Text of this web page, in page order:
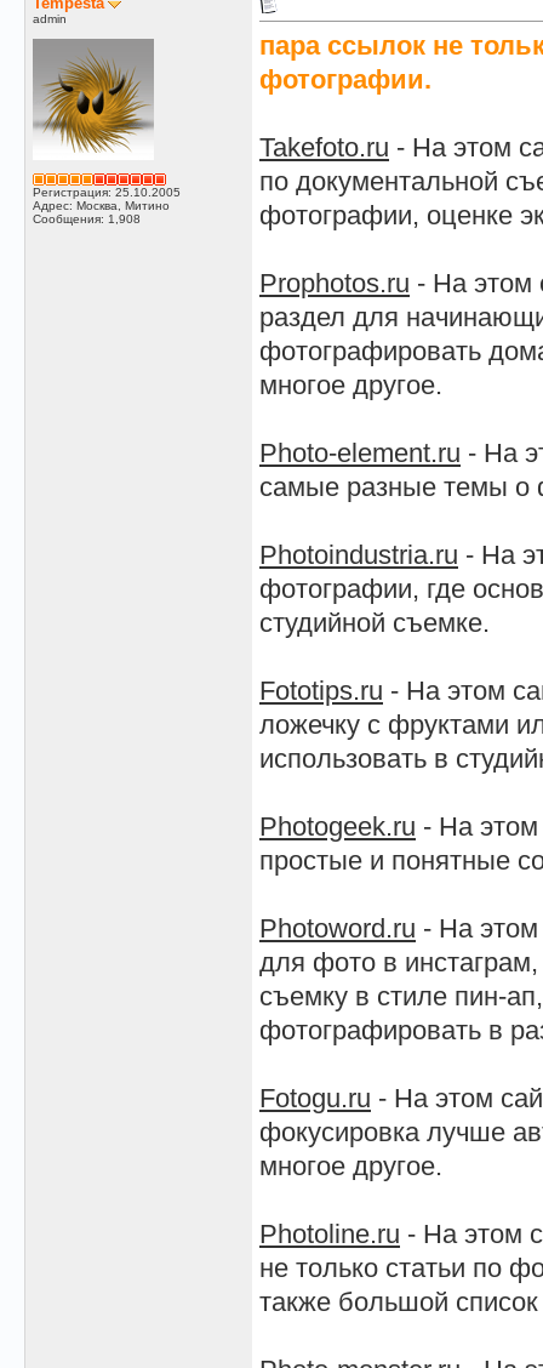
admin
Регистрация: 25.10.2005
Адрес: Москва, Митино
Сообщения: 1,908
пара ссылок не
фотографии.
Takefoto.ru - На этом
по документальной
фотографии, оценке
Prophotos.ru - На этом
раздел для
фотографировать
многое другое.
Photo-element.ru - На
самые разные темы о
Photoindustria.ru - На
фотографии, где
студийной съемке.
Fototips.ru - На этом
ложечку с фруктами
использовать в
Photogeek.ru - На
простые и понятные
Photoword.ru - На этом
для фото в инстаграм,
съемку в стиле пин-
фотографировать в
Fotogu.ru - На этом
фокусировка лучше
многое другое.
Photoline.ru - На этом
не только статьи по
также большой